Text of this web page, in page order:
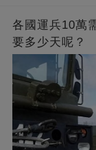
各國運兵10萬
要多少天呢？